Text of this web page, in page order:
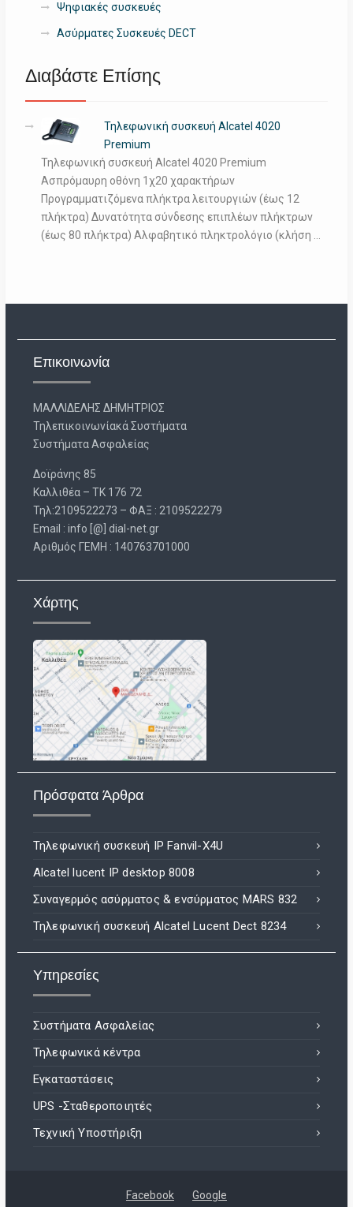
Ψηφιακές συσκευές
Ασύρματες Συσκευές DECT
Διαβάστε Επίσης
Τηλεφωνική συσκευή Alcatel 4020
Premium
Τηλεφωνική συσκευή Alcatel 4020 Premium
Ασπρόμαυρη οθόνη 1χ20 χαρακτήρων
Προγραμματιζόμενα πλήκτρα λειτουργιών (έως 12
πλήκτρα) Δυνατότητα σύνδεσης επιπλέων πλήκτρων
(έως 80 πλήκτρα) Αλφαβητικό πληκτρολόγιο (κλήση …
Επικοινωνία
ΜΑΛΛΙΔΕΛΗΣ ΔΗΜΗΤΡΙΟΣ
Τηλεπικοινωνίακά Συστήματα
Συστήματα Ασφαλείας
Δοϊράνης 85
Καλλιθέα – ΤΚ 176 72
Τηλ:2109522273 – ΦΑΞ : 2109522279
Email : info [@] dial-net.gr
Aριθμός ΓΕΜΗ : 140763701000
Χάρτης
Πρόσφατα Άρθρα
Τηλεφωνική συσκευή IP Fanvil-X4U
Alcatel lucent IP desktop 8008
Συναγερμός ασύρματος & ενσύρματος MARS 832
Τηλεφωνική συσκευή Alcatel Lucent Dect 8234
Υπηρεσίες
Συστήματα Ασφαλείας
Τηλεφωνικά κέντρα
Εγκαταστάσεις
UPS -Σταθεροποιητές
Τεχνική Υποστήριξη
Facebook Google